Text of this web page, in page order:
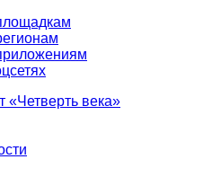
«Четверть века»